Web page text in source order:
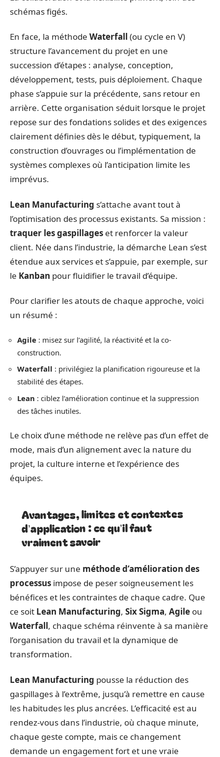
schémas figés.
En face, la méthode Waterfall (ou cycle en V)
structure l’avancement du projet en une
succession d’étapes : analyse, conception,
développement, tests, puis déploiement. Chaque
phase s’appuie sur la précédente, sans retour en
arrière. Cette organisation séduit lorsque le projet
repose sur des fondations solides et des exigences
clairement définies dès le début, typiquement, la
construction d’ouvrages ou l’implémentation de
systèmes complexes où l’anticipation limite les
imprévus.
Lean Manufacturing s’attache avant tout à
l’optimisation des processus existants. Sa mission :
traquer les gaspillages et renforcer la valeur
client. Née dans l’industrie, la démarche Lean s’est
étendue aux services et s’appuie, par exemple, sur
le Kanban pour fluidifier le travail d’équipe.
Pour clarifier les atouts de chaque approche, voici
un résumé :
Agile : misez sur l’agilité, la réactivité et la co-
construction.
Waterfall : privilégiez la planification rigoureuse et la
stabilité des étapes.
Lean : ciblez l’amélioration continue et la suppression
des tâches inutiles.
Le choix d’une méthode ne relève pas d’un effet de
mode, mais d’un alignement avec la nature du
projet, la culture interne et l’expérience des
équipes.
Avantages, limites et contextes
d’application : ce qu’il faut
vraiment savoir
S’appuyer sur une méthode d’amélioration des
processus impose de peser soigneusement les
bénéfices et les contraintes de chaque cadre. Que
ce soit Lean Manufacturing, Six Sigma, Agile ou
Waterfall, chaque schéma réinvente à sa manière
l’organisation du travail et la dynamique de
transformation.
Lean Manufacturing pousse la réduction des
gaspillages à l’extrême, jusqu’à remettre en cause
les habitudes les plus ancrées. L’efficacité est au
rendez-vous dans l’industrie, où chaque minute,
chaque geste compte, mais ce changement
demande un engagement fort et une vraie